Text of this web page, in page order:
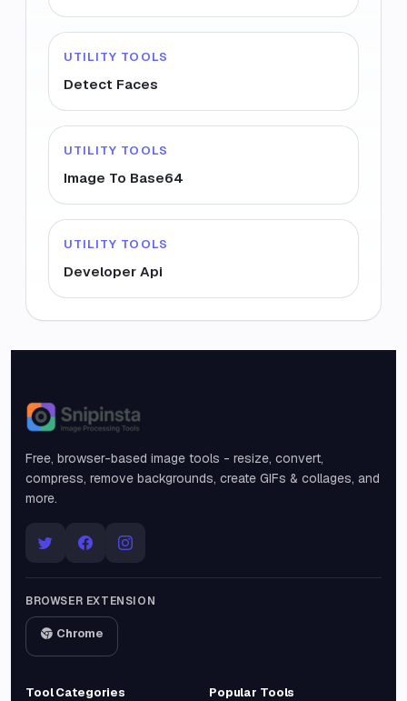
UTILITY TOOLS
Detect Faces
UTILITY TOOLS
Image To Base64
UTILITY TOOLS
Developer Api
Snipinsta
Free, browser-based image tools - resize, convert,
compress, remove backgrounds, create GIFs & collages, and
more.
BROWSER EXTENSION
Chrome
Tool Categories Popular Tools